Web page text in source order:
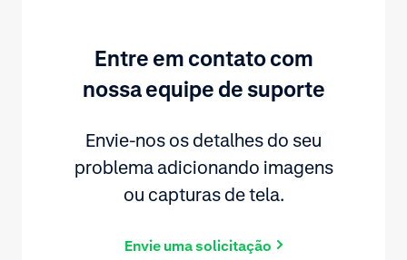
Entre em contato com
nossa equipe de suporte
Envie-nos os detalhes do seu
problema adicionando imagens
ou capturas de tela.
Envie uma solicitação